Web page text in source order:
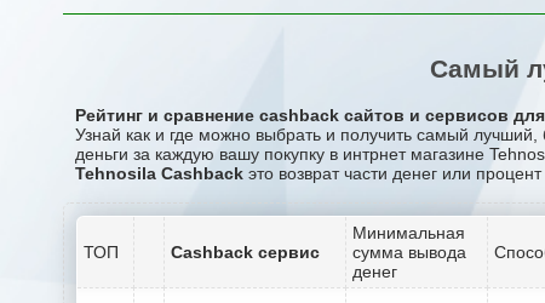
Самый
Рейтинг и сравнение cashback сайтов и сервисов
Узнай как и где можно выбрать и получить самый
деньги за каждую вашу покупку в интрнет магазине
Tehnosila Cashback это возврат части денег или
ТОП Cashback сервис
Минимальная
сумма вывода
денег